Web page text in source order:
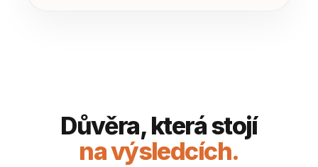
Důvěra, která stojí
na výsledcích.